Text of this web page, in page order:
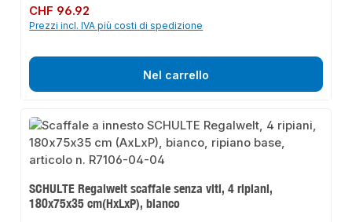
Prezzo normale:
CHF 96.92
Prezzi incl. IVA più costi di spedizione
Nel carrello
SCHULTE Regalwelt scaffale senza viti, 4 ripiani,
180x75x35 cm(HxLxP), bianco